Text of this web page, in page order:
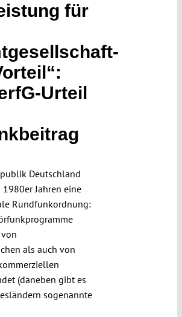
About
Projects
für
Urteil
Deutschland
Jahren eine
Rundfunkordnung:
als auch von
(daneben gibt es
sogenannte